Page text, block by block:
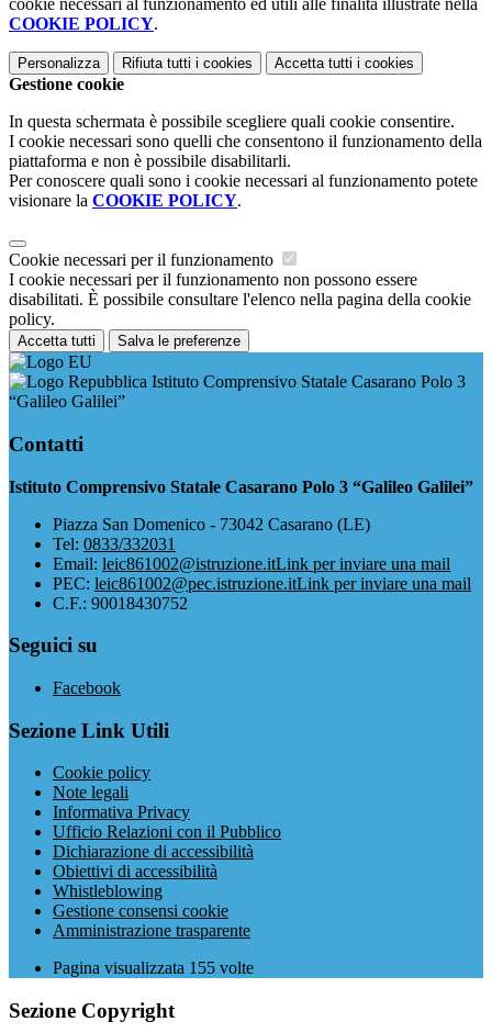
cookie necessari al funzionamento ed utili alle finalità illustrate nella
COOKIE POLICY.
Personalizza Rifiuta tutti i cookies Accetta tutti i cookies
Gestione cookie
In questa schermata è possibile scegliere quali cookie consentire.
I cookie necessari sono quelli che consentono il funzionamento della
piattaforma e non è possibile disabilitarli.
Per conoscere quali sono i cookie necessari al funzionamento potete
visionare la COOKIE POLICY.
Cookie necessari per il funzionamento
I cookie necessari per il funzionamento non possono essere
disabilitati. È possibile consultare l'elenco nella pagina della cookie
policy.
Accetta tutti Salva le preferenze
Istituto Comprensivo Statale Casarano Polo 3
“Galileo Galilei”
Contatti
Istituto Comprensivo Statale Casarano Polo 3 “Galileo Galilei”
Piazza San Domenico - 73042 Casarano (LE)
Tel: 0833/332031
Email: leic861002@istruzione.itLink per inviare una mail
PEC: leic861002@pec.istruzione.itLink per inviare una mail
C.F.: 90018430752
Seguici su
Facebook
Sezione Link Utili
Cookie policy
Note legali
Informativa Privacy
Ufficio Relazioni con il Pubblico
Dichiarazione di accessibilità
Obiettivi di accessibilità
Whistleblowing
Gestione consensi cookie
Amministrazione trasparente
Pagina visualizzata 155 volte
Sezione Copyright